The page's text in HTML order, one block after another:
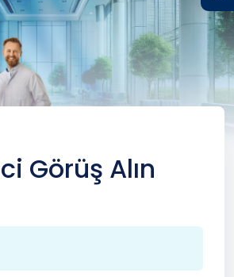
Görüş Alın